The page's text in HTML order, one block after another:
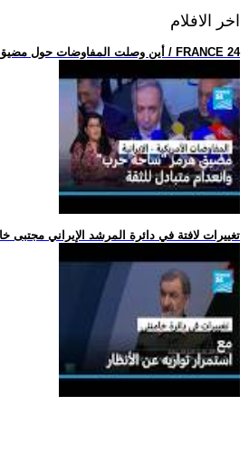
اخر الافلام
.. أين وصلت المفاوضات حول مضيق هرمز؟ • فرانس 24 / FRANCE 24
.. تغييرات لافتة في دائرة المرشد الإيراني مجتبى